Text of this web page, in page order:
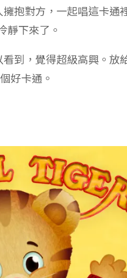
抱對方，一起唱這卡通
靜下來了。
到，覺得超級高興。放
好卡通。